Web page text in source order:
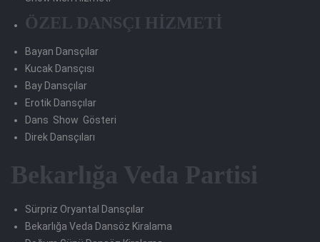
ÖZEL DANSÇI HİZMETİ
Bayan Dansçılar
Kucak Dansçısı
Bay Dansçılar
Erotik Dansçılar
Dans Show Gösteri
Direk Dansçıları
Bekarlığa Veda Partisi
Sürpriz Oryantal Dansçılar
Bekarlığa Veda Dansöz Kiralama